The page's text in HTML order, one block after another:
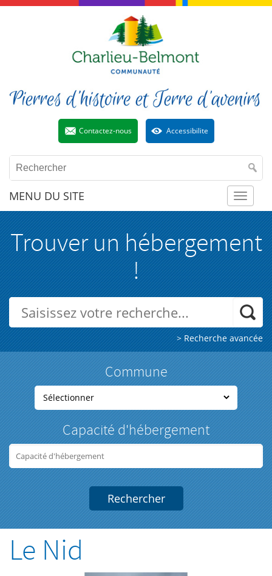
Contactez-nous Accessibilite
MENU DU SITE
Trouver un hébergement
!
> Recherche avancée
Commune
Capacité d'hébergement
Rechercher
Le Nid